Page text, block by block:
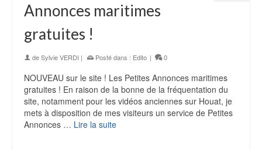
Annonces maritimes
gratuites !
deSylvie VERDI | Posté dans : Edito | 0
NOUVEAU sur le site ! Les Petites Annonces maritimes
gratuites ! En raison de la bonne de la fréquentation du
site, notamment pour les vidéos anciennes sur Houat, je
mets à disposition de mes visiteurs un service de Petites
Annonces … Lire la suite